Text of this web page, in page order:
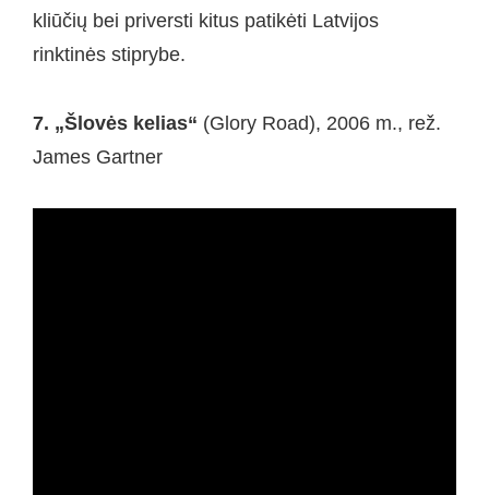
kliūčių bei priversti kitus patikėti Latvijos
rinktinės stiprybe.
7. „Šlovės kelias“ (Glory Road), 2006 m., rež.
James Gartner